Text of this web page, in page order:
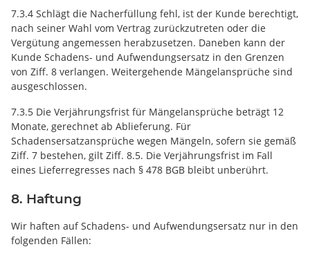
7.3.4 Schlägt die Nacherfüllung fehl, ist der Kunde berechtigt,
nach seiner Wahl vom Vertrag zurückzutreten oder die
Vergütung angemessen herabzusetzen. Daneben kann der
Kunde Schadens- und Aufwendungsersatz in den Grenzen
von Ziff. 8 verlangen. Weitergehende Mängelansprüche sind
ausgeschlossen.
7.3.5 Die Verjährungsfrist für Mängelansprüche beträgt 12
Monate, gerechnet ab Ablieferung. Für
Schadensersatzansprüche wegen Mängeln, sofern sie gemäß
Ziff. 7 bestehen, gilt Ziff. 8.5. Die Verjährungsfrist im Fall
eines Lieferregresses nach § 478 BGB bleibt unberührt.
8. Haftung
Wir haften auf Schadens- und Aufwendungsersatz nur in den
folgenden Fällen: